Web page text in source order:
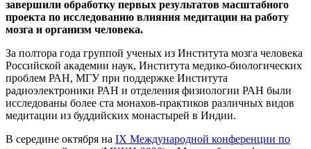
завершили обработку первых результатов масштабного
проекта по исследованию влияния медитации на работу
мозга и организм человека.
За полтора года группой ученых из Института мозга человека
Российской академии наук, Института медико-биологических
проблем РАН, МГУ при поддержке Института
радиоэлектроники РАН и отделения физиологии РАН были
исследованы более ста монахов-практиков различных видов
медитации из буддийских монастырей в Индии.
В середине октября на IX Международной конференции по